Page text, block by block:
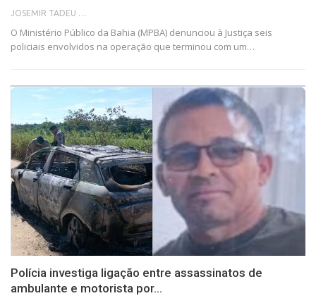
JOSEMIR TADEU FONSECA
O Ministério Público da Bahia (MPBA) denunciou à Justiça seis
policiais envolvidos na operação que terminou com um…
Polícia investiga ligação entre assassinatos de
ambulante e motorista por…